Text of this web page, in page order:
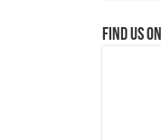
Find us